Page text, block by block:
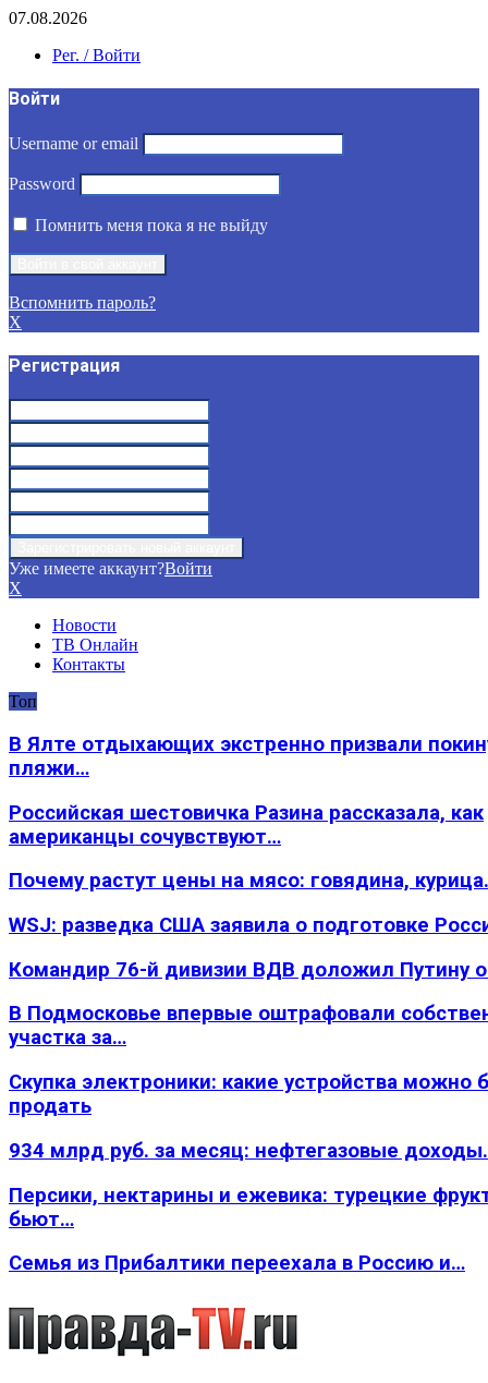
07.08.2026
Рег. / Войти
Войти
Username or email
Password
Помнить меня пока я не выйду
Вспомнить пароль?
X
Регистрация
Уже имеете аккаунт?Войти
X
Новости
ТВ Онлайн
Контакты
Топ
В Ялте отдыхающих экстренно призвали
пляжи…
Российская шестовичка Разина рассказала, как
американцы сочувствуют…
Почему растут цены на мясо: говядина,
WSJ: разведка США заявила о подготовке
Командир 76-й дивизии ВДВ доложил Путину
В Подмосковье впервые оштрафовали
участка за…
Скупка электроники: какие устройства можно
продать
934 млрд руб. за месяц: нефтегазовые
Персики, нектарины и ежевика: турецкие
бьют…
Семья из Прибалтики переехала в Россию и…